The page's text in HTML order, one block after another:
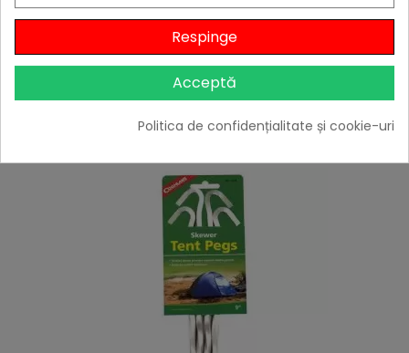
Coarda elastica Coghlans - C0196
23,39 lei
Niciun review
Stoc epuizat
Adaugă în Coș
Respinge
Acceptă
Politica de confidențialitate și cookie-uri